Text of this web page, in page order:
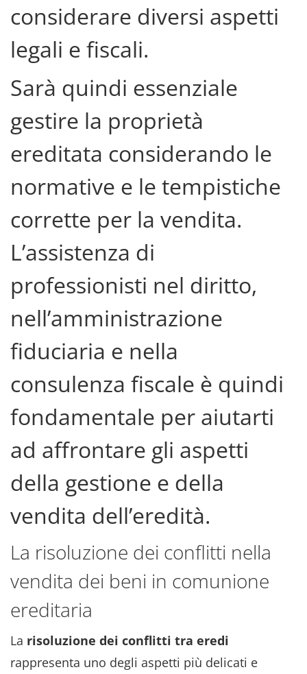
considerare diversi aspetti
legali e fiscali.
Sarà quindi essenziale
gestire la proprietà
ereditata considerando le
normative e le tempistiche
corrette per la vendita.
L’assistenza di
professionisti nel diritto,
nell’amministrazione
fiduciaria e nella
consulenza fiscale è quindi
fondamentale per aiutarti
ad affrontare gli aspetti
della gestione e della
vendita dell’eredità.
La risoluzione dei conflitti nella
vendita dei beni in comunione
ereditaria
La risoluzione dei conflitti tra eredi
rappresenta uno degli aspetti più delicati e